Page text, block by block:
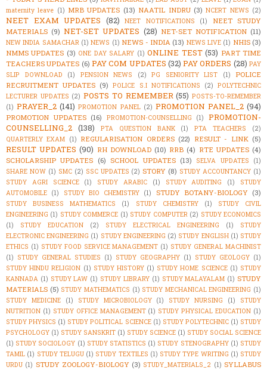
maternity leave (1) MRB UPDATES (13) NAATIL INDRU (3) NCERT NEWS (2)
NEET EXAM UPDATES (82) NEET NOTIFICATIONS (1)
NEET STUDY
MATERIALS (9) NET-SET UPDATES (28) NET-SET NOTIFICATION (11)
NEW INDIA SAMACHAR (1) NEWS (1) NEWS - INDIA (13) NEWS LIVE (1) NHIS (3)
NMMS UPDATES (3) ONE DAY SALARY (1) ONLINE TEST (53) PART TIME
TEACHERS UPDATES (6) PAY COM UPDATES (32) PAY ORDERS (28) PAY
SLIP DOWNLOAD
(1) PENSION NEWS (2) PG SENIORITY LIST (1)
POLICE
RECRUITMENT UPDATES (9) POLICE S.I NOTIFICATIONS (2) POLYTECHNIC
LECTURER UPDATES (2) POSTS TO REMEMBER (55) POSTS-TO-REMEMBER
(1) PRAYER_2 (141) PROMOTION PANEL (2) PROMOTION PANEL_2 (94)
PROMOTION UPDATES (16) PROMOTION-COUNSELLING (1)
PROMOTION-
COUNSELLING_2 (138) PTA QUESTION BANK (1) PTA TEACHERS
(2)
QUARTERLY EXAM (1) REGULARISATION ORDERS (22) RESULT - LINK (5)
RESULT UPDATES (90) RH DOWNLOAD (10) RRB (4) RTE UPDATES (4)
SCHOLARSHIP UPDATES (6) SCHOOL UPDATES (13) SELVA UPDATES
(1)
SHARE NOW (1) SMC (2) SSC UPDATES (2) STORY (8) STUDY ACCOUNTANCY (1)
STUDY AGRI SCIENCE
(1) STUDY ARABIC (1) STUDY AUDITING (1)
STUDY
AUTOMOBILE (1) STUDY BIO CHEMISTRY (1) STUDY BOTANY-BIOLOGY (3)
STUDY BUSINESS MATHEMATICS (1) STUDY CHEMISTRY (1)
STUDY CIVIL
ENGINEERING (1) STUDY COMMERCE (1) STUDY COMPUTER (2) STUDY ECONOMICS
(1)
STUDY EDUCATION (2) STUDY ELECTRICAL ENGINEERING (1)
STUDY
ELECTRONIC ENGINEERING (1) STUDY ENGINEERING (2) STUDY ENGLISH (1) STUDY
ETHICS (1) STUDY FOOD SERVICE MANAGEMENT (1) STUDY GENERAL MACHINIST
(1) STUDY GENERAL STUDIES (1) STUDY GEOGRAPHY (1) STUDY GEOLOGY (1)
STUDY HINDU RELIGION (1) STUDY HISTORY (1) STUDY HOME SCIENCE (1) STUDY
KANNADA (1) STUDY LAW (1) STUDY LIBRARY (1) STUDY MALAYALAM (1) STUDY
MATERIALS (5) STUDY MATHEMATICS (1) STUDY MECHANICAL ENGINEERING (1)
STUDY MEDICINE
(1) STUDY MICROBIOLOGY (1) STUDY NURSING (1)
STUDY
NUTRITION (1) STUDY OFFICE MANAGEMENT (1) STUDY PHYSICAL EDUCATION (1)
STUDY PHYSICS (1) STUDY POLITICAL SCIENCE (1) STUDY POLYTECHNIC (1) STUDY
PSYCHOLOGY (1) STUDY SANSKRIT (1) STUDY SCIENCE (1) STUDY SOCIAL SCIENCE
(1) STUDY SOCIOLOGY (1) STUDY STATISTICS (1) STUDY STENOGRAPHY (1) STUDY
TAMIL (1) STUDY TELUGU (1) STUDY TEXTILES (1) STUDY TYPE WRITING (1) STUDY
URDU (1) STUDY ZOOLOGY-BIOLOGY (3) STUDY_MATERIALS_2 (1) SYLLABUS